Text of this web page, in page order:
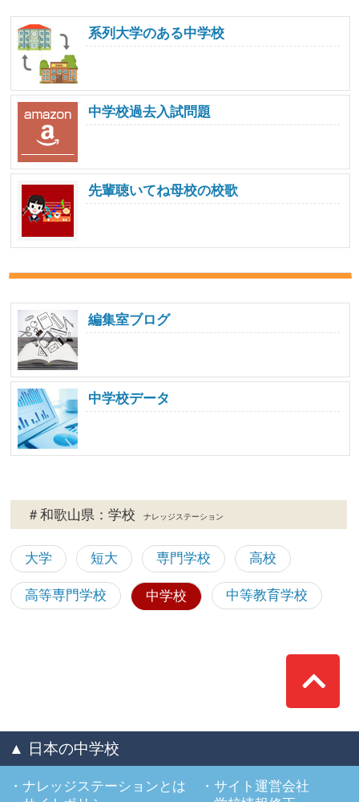
系列大学のある中学校
中学校過去入試問題
先輩聴いてね母校の校歌
編集室ブログ
中学校データ
＃和歌山県：学校 ナレッジステーション
大学 短大 専門学校 高校
高等専門学校 中学校 中等教育学校
Top
▲ 日本の中学校
ナレッジステーションとは
サイト運営会社